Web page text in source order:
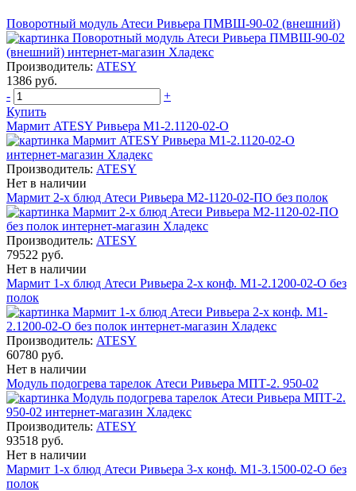
Поворотный модуль Атеси Ривьера ПМВШ-90-02 (внешний)
Производитель: ATESY
1386 руб.
-
+
Купить
Мармит ATESY Ривьера М1-2.1120-02-О
Производитель: ATESY
Нет в наличии
Мармит 2-х блюд Атеси Ривьера М2-1120-02-ПО без полок
Производитель: ATESY
79522 руб.
Нет в наличии
Мармит 1-х блюд Атеси Ривьера 2-х конф. М1-2.1200-02-О без
полок
Производитель: ATESY
60780 руб.
Нет в наличии
Модуль подогрева тарелок Атеси Ривьера МПТ-2. 950-02
Производитель: ATESY
93518 руб.
Нет в наличии
Мармит 1-х блюд Атеси Ривьера 3-х конф. М1-3.1500-02-О без
полок